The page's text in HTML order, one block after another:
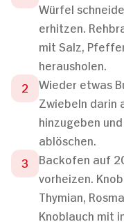
Würfel
erhitzen.
mit Salz,
herausholen.
Wieder etwas
Zwiebeln darin
hinzugeben
ablöschen.
Backofen auf
vorheizen.
Thymian,
Knoblauch mit